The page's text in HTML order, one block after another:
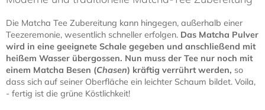
Die Matcha Tee Zubereitung kann hingegen, außerhalb einer
Teezeremonie, wesentlich schneller erfolgen. Das Matcha Pulver
wird in eine geeignete Schale gegeben und anschließend mit
heißem Wasser übergossen. Nun muss der Tee nur noch mit
einem Matcha Besen (Chasen) kräftig verrührt werden, so
dass sich auf seiner Oberfläche ein leichter Schaum bildet. Voila,
- fertig ist die grüne Köstlichkeit!